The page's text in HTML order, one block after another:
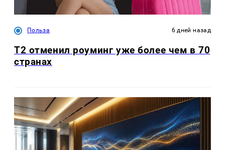
Польза 6 дней назад
Т2 отменил роуминг уже более чем в 70
странах